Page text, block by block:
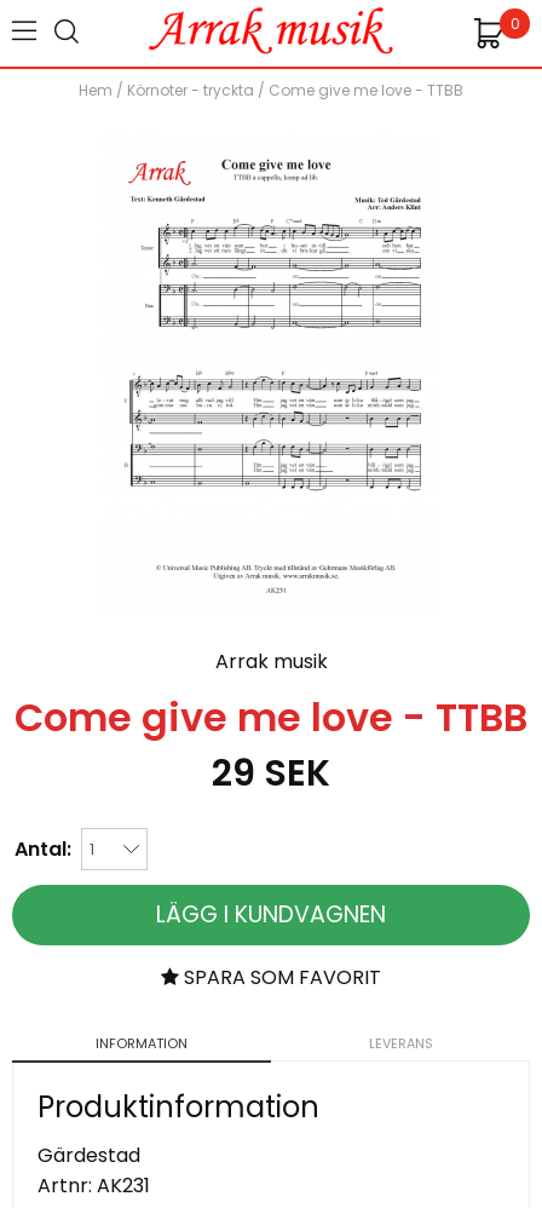
0
Hem / Körnoter - tryckta / Come give me love - TTBB
Arrak musik
Come give me love - TTBB
29 SEK
Antal:
LÄGG I KUNDVAGNEN
SPARA SOM FAVORIT
INFORMATION LEVERANS
Produktinformation
Gärdestad
Artnr: AK231